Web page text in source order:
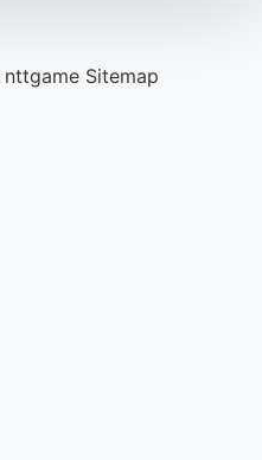
nttgame Sitemap